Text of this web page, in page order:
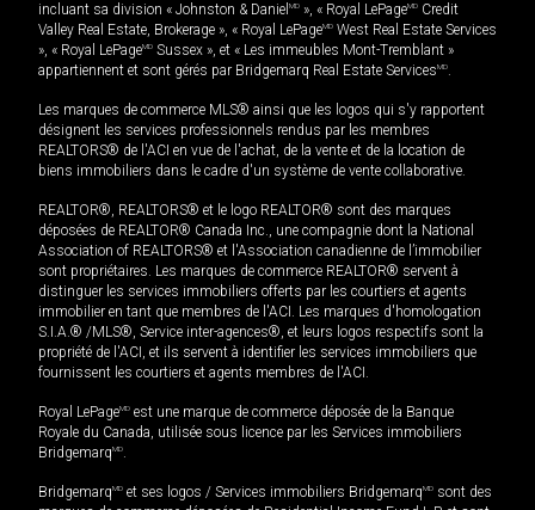
incluant sa division « Johnston & Daniel MD », « Royal LePageMD Credit
Valley Real Estate, Brokerage », « Royal LePageMD West Real Estate Services
», « Royal LePageMD Sussex », et « Les immeubles Mont-Tremblant »
appartiennent et sont gérés par Bridgemarq Real Estate ServicesMD.
Les marques de commerce MLS® ainsi que les logos qui s'y rapportent
désignent les services professionnels rendus par les membres
REALTORS® de l'ACI en vue de l'achat, de la vente et de la location de
biens immobiliers dans le cadre d'un système de vente collaborative.
REALTOR®, REALTORS® et le logo REALTOR® sont des marques
déposées de REALTOR® Canada Inc., une compagnie dont la National
Association of REALTORS® et l'Association canadienne de l’immobilier
sont propriétaires. Les marques de commerce REALTOR® servent à
distinguer les services immobiliers offerts par les courtiers et agents
immobilier en tant que membres de l'ACI. Les marques d'homologation
S.I.A.® /MLS®, Service inter-agences®, et leurs logos respectifs sont la
propriété de l'ACI, et ils servent à identifier les services immobiliers que
fournissent les courtiers et agents membres de l'ACI.
Royal LePageMD est une marque de commerce déposée de la Banque
Royale du Canada, utilisée sous licence par les Services immobiliers
BridgemarqMD.
BridgemarqMD et ses logos / Services immobiliers BridgemarqMD sont des